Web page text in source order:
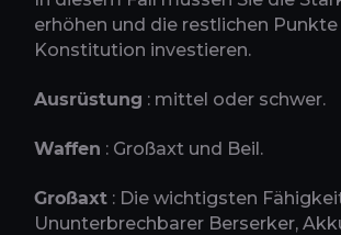
erhöhen und die restlichen Punkte
Konstitution investieren.
Ausrüstung : mittel oder schwer.
Waffen : Großaxt und Beil.
Großaxt : Die wichtigsten
Ununterbrechbarer Berserker,